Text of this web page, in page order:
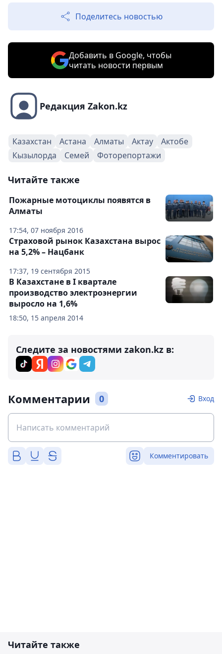
Поделитесь новостью
Добавить в Google, чтобы
читать новости первым
Редакция Zakon.kz
Казахстан Астана Алматы Актау
Актобе
Кызылорда
Семей Фоторепортажи
Читайте также
17:54, 07 ноября 2016
Пожарные мотоциклы появятся в
Алматы
17:37, 19 сентября 2015
Страховой рынок Казахстана вырос
на 5,2% – Нацбанк
18:50, 15 апреля 2014
В Казахстане в I квартале
производство электроэнергии
выросло на 1,6%
Следите за новостями zakon.kz в:
Комментарии 0 Вход
Комментировать
Читайте также